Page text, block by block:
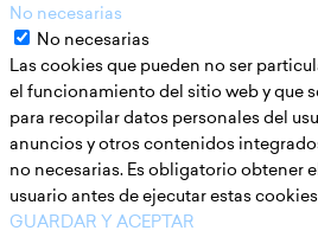
No necesarias
No necesarias
Las cookies que pueden no ser
el funcionamiento del sitio web y que
para recopilar datos personales del
anuncios y otros contenidos
no necesarias. Es obligatorio obtener
usuario antes de ejecutar estas
GUARDAR Y ACEPTAR